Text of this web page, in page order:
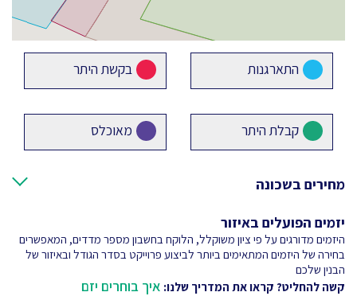
התארגנות בקשת היתר
קבלת היתר מאוכלס
מחירים בשכונה
יזמים הפועלים באיזור
היזמים מדורגים על פי ציון משוקלל, הלוקח בחשבון מספר מדדים, המאפשרים
בחירה של היזמים המתאימים ביותר לביצוע פרוייקט בסדר הגודל ובאיזור של
הבנין שלכם
קשה להחליט? קראו את המדריך שלנו: איך בוחרים יזם